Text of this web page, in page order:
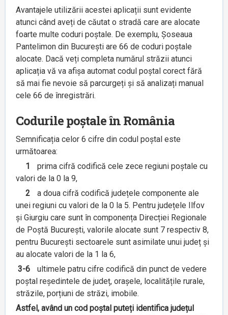
Avantajele utilizării acestei aplicații sunt evidente
atunci când aveți de căutat o stradă care are alocate
foarte multe coduri poștale. De exemplu, Șoseaua
Pantelimon din București are 66 de coduri poștale
alocate. Dacă veți completa numărul străzii atunci
aplicația vă va afișa automat codul poștal corect fără
să mai fie nevoie să parcurgeți și să analizați manual
cele 66 de înregistrări.
Codurile poștale în România
Semnificația celor 6 cifre din codul poștal este
următoarea:
1
prima cifră codifică cele zece regiuni poștale cu
valori de la 0 la 9,
2
a doua cifră codifică județele componente ale
unei regiuni cu valori de la 0 la 5. Pentru județele Ilfov
și Giurgiu care sunt în componența Direcției Regionale
de Poștă București, valorile alocate sunt 7 respectiv 8,
pentru București sectoarele sunt asimilate unui județ și
au alocate valori de la 1 la 6,
3-6
ultimele patru cifre codifică din punct de vedere
poștal reședintele de județ, orașele, localitățile rurale,
străzile, porțiuni de străzi, imobile.
Astfel, având un cod poștal puteți identifica județul